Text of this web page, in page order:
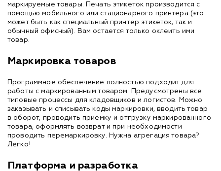
маркируемые товары. Печать этикеток производится с
помощью мобильного или стационарного принтера (это
может быть как специальный принтер этикеток, так и
обычный офисный). Вам остается только оклеить ими
товар.
Маркировка товаров
Программное обеспечение полностью подходит для
работы с маркированным товаром. Предусмотрены все
типовые процессы для кладовщиков и логистов. Можно
заказывать и списывать коды маркировки, вводить товар
в оборот, проводить приемку и отгрузку маркированного
товара, оформлять возврат и при необходимости
проводить перемаркировку. Нужна агрегация товара?
Легко!
Платформа и разработка